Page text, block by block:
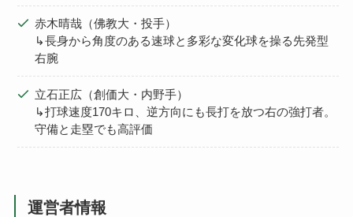
赤木晴哉（佛教大・投手）
↳長身から角度のある速球と多彩な変化球を操る先発型
右腕
立石正広（創価大・内野手）
↳打球速度170キロ、逆方向にも長打を放つ右の強打者。
守備と走塁でも高評価
運営者情報